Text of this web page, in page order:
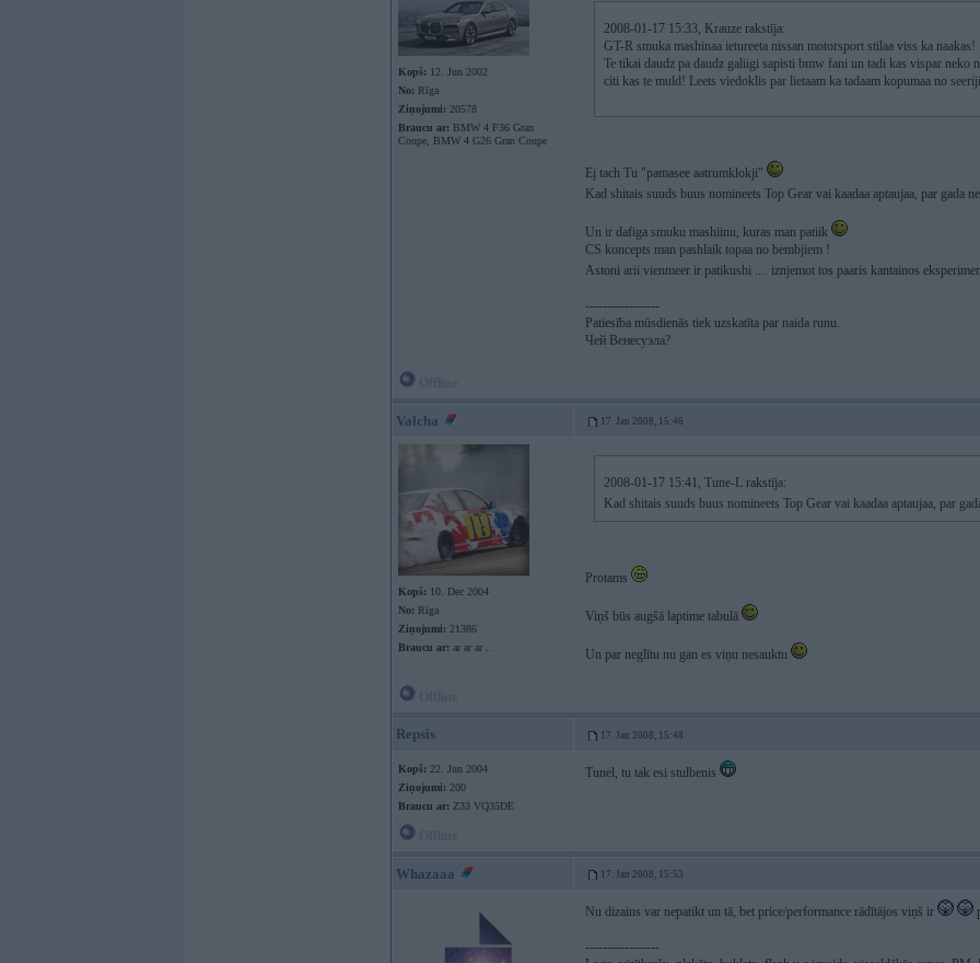
Kopš: 12. Jun 2002
No: Rīga
Ziņojumi: 20578
Braucu ar: BMW 4 F36 Gran
Coupe, BMW 4 G26 Gran Coupe
2008-01-17 15:33, Krauze rakstīja:
GT-R smuka mashinaa ietureeta nissan motorsport stilaa viss ka naakas!
Te tikai daudz pa daudz galiigi sapisti bmw fani un tadi kas vispar neko
citi kas te muld! Leets viedoklis par lietaam ka tadaam kopumaa no
Ej tach Tu "pamasee aatrumklokji"
Kad shitais suuds buus nomineets Top Gear vai kaadaa aptaujaa, par gada
Un ir dafiga smuku mashiinu, kuras man patiik
CS koncepts man pashlaik topaa no bembjiem !
Astoni arii vienmeer ir patikushi .... iznjemot tos paaris kantainos
-----------------
Patiesība mūsdienās tiek uzskatīta par naida runu.
Чей Венесуэла?
Valcha 17. Jan 2008, 15:46
Kopš: 10. Dec 2004
No: Rīga
Ziņojumi: 21386
Braucu ar: ar ar ar ..
2008-01-17 15:41, Tune-L rakstīja:
Kad shitais suuds buus nomineets Top Gear vai kaadaa aptaujaa, par
Protams
Viņš būs augšā laptime tabulā
Un par neglītu nu gan es viņu nesauktu
Repsis 17. Jan 2008, 15:48
Kopš: 22. Jun 2004
Ziņojumi: 200
Braucu ar: Z33 VQ35DE
Tunel, tu tak esi stulbenis
Whazaaa 17. Jan 2008, 15:53
Nu dizains var nepatikt un tā, bet price/performance rādītājos viņš ir
-----------------